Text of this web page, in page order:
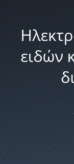
ειδών